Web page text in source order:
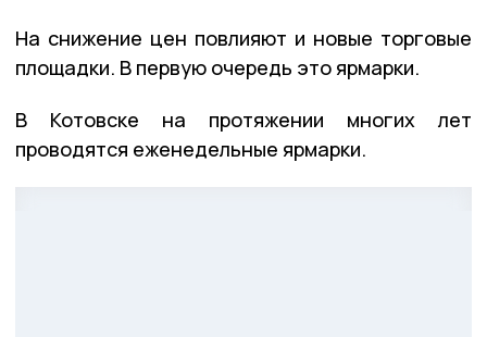
На снижение цен повлияют и новые торговые
площадки. В первую очередь это ярмарки.
В Котовске на протяжении многих лет
проводятся еженедельные ярмарки.